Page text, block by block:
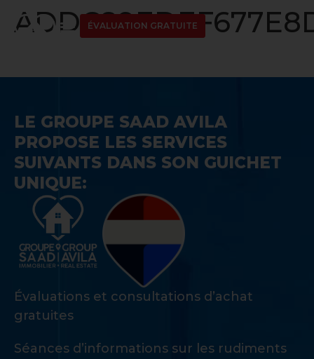
ÉVALUATION GRATUITE
LE GROUPE SAAD AVILA
PROPOSE LES SERVICES
SUIVANTS DANS SON GUICHET
UNIQUE:
Évaluations et consultations d’achat
gratuites
Séances d’informations sur les rudiments